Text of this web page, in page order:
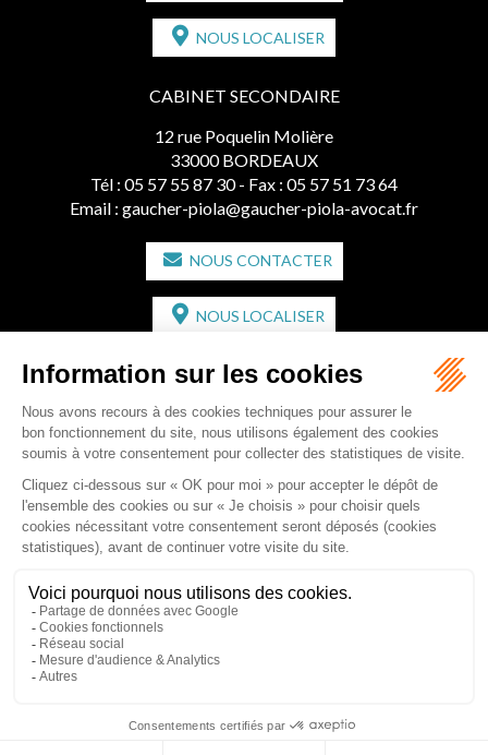
NOUS LOCALISER
CABINET SECONDAIRE
12 rue Poquelin Molière
33000 BORDEAUX
Tél : 05 57 55 87 30 - Fax : 05 57 51 73 64
Email : gaucher-piola@gaucher-piola-avocat.fr
NOUS CONTACTER
NOUS LOCALISER
CABINET SECONDAIRE
2 bis Avenue de l'Europe
33350 ST MAGNE-DE-CASTILLON
Tél :05 57 55 87 30 - Fax : 05 57 51 73 64
Email :gaucher-piola@gaucher-piola-avocat.fr
NOUS CONTACTER
NOUS LOCALISER
Honoraires Plan du site Mentions légales